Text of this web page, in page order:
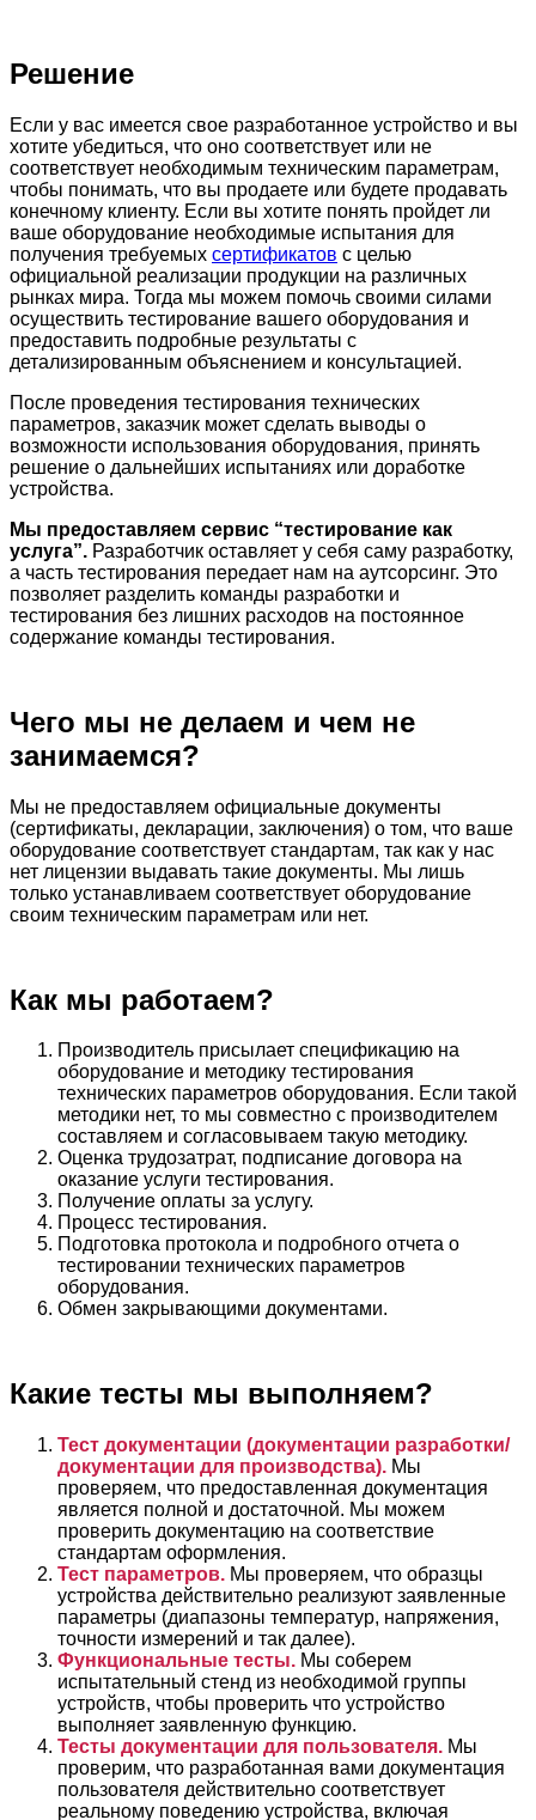
Решение
Если у вас имеется свое разработанное устройство и вы
хотите убедиться, что оно соответствует или не
соответствует необходимым техническим параметрам,
чтобы понимать, что вы продаете или будете продавать
конечному клиенту. Если вы хотите понять пройдет ли
ваше оборудование необходимые испытания для
получения требуемых сертификатов с целью
официальной реализации продукции на различных
рынках мира. Тогда мы можем помочь своими силами
осуществить тестирование вашего оборудования и
предоставить подробные результаты с
детализированным объяснением и консультацией.
После проведения тестирования технических
параметров, заказчик может сделать выводы о
возможности использования оборудования, принять
решение о дальнейших испытаниях или доработке
устройства.
Мы предоставляем сервис “тестирование как
услуга”. Разработчик оставляет у себя саму разработку,
а часть тестирования передает нам на аутсорсинг. Это
позволяет разделить команды разработки и
тестирования без лишних расходов на постоянное
содержание команды тестирования.
Чего мы не делаем и чем не
занимаемся?
Мы не предоставляем официальные документы
(сертификаты, декларации, заключения) о том, что ваше
оборудование соответствует стандартам, так как у нас
нет лицензии выдавать такие документы. Мы лишь
только устанавливаем соответствует оборудование
своим техническим параметрам или нет.
Как мы работаем?
Производитель присылает спецификацию на
оборудование и методику тестирования
технических параметров оборудования. Если такой
методики нет, то мы совместно с производителем
составляем и согласовываем такую методику.
Оценка трудозатрат, подписание договора на
оказание услуги тестирования.
Получение оплаты за услугу.
Процесс тестирования.
Подготовка протокола и подробного отчета о
тестировании технических параметров
оборудования.
Обмен закрывающими документами.
Какие тесты мы выполняем?
Тест документации (документации разработки/
документации для производства). Мы
проверяем, что предоставленная документация
является полной и достаточной. Мы можем
проверить документацию на соответствие
стандартам оформления.
Тест параметров. Мы проверяем, что образцы
устройства действительно реализуют заявленные
параметры (диапазоны температур, напряжения,
точности измерений и так далее).
Функциональные тесты. Мы соберем
испытательный стенд из необходимой группы
устройств, чтобы проверить что устройство
выполняет заявленную функцию.
Тесты документации для пользователя. Мы
проверим, что разработанная вами документация
пользователя действительно соответствует
реальному поведению устройства, включая